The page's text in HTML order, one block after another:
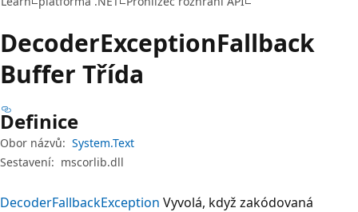
DecoderExceptionFallback
Buffer Třída
Definice
Obor názvů: System.Text
Sestavení: mscorlib.dll
DecoderFallbackException Vyvolá, když zakódovaná